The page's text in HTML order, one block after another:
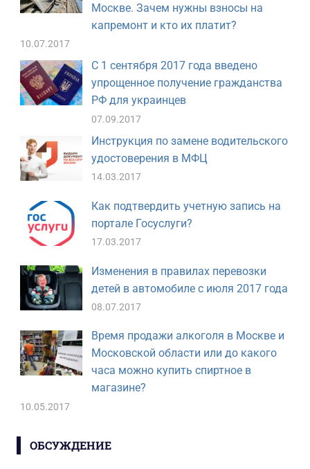
Москве. Зачем нужны взносы на
капремонт и кто их платит?
10.07.2017
С 1 сентября 2017 года введено
упрощенное получение гражданства
РФ для украинцев
07.09.2017
Инструкция по замене водительского
удостоверения в МФЦ
14.03.2017
Как подтвердить учетную запись на
портале Госуслуги?
17.03.2017
Изменения в правилах перевозки
детей в автомобиле с июля 2017 года
08.07.2017
Время продажи алкоголя в Москве и
Московской области или до какого
часа можно купить спиртное в
магазине?
10.05.2017
ОБСУЖДЕНИЕ